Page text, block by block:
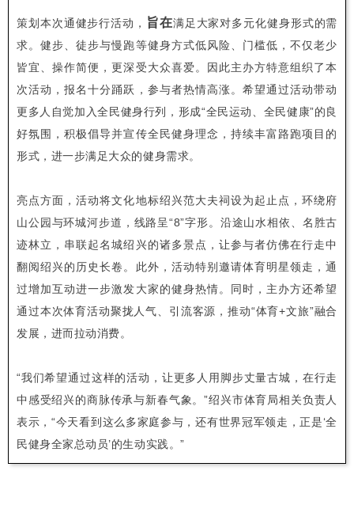
策划本次通健步行活动， 旨在满足大家对多元化健身形式的需
求。健步、徒步与慢跑等健身方式低风险、门槛低，不仅老少
皆宜、操作简便，更深受大众喜爱。因此主办方特意组织了本
次活动，报名十分踊跃，参与者热情高涨。希望通过活动带动
更多人自觉加入全民健身行列，形成“全民运动、全民健康”的良
好氛围，积极倡导并宣传全民健身理念，持续丰富路跑项目的
形式，进一步满足大众的健身需求。
亮点方面，活动将文化地标绍兴范大夫祠设为起止点，环绕府
山公园与环城河步道，线路呈“8”字形。沿途山水相依、名胜古
迹林立，串联起名城绍兴的诸多景点，让参与者仿佛在行走中
翻阅绍兴的历史长卷。此外，活动特别邀请体育明星领走，通
过增加互动进一步激发大家的健身热情。同时，主办方还希望
通过本次体育活动聚拢人气、引流客源，推动“体育+文旅”融合
发展，进而拉动消费。
“我们希望通过这样的活动，让更多人用脚步丈量古城，在行走
中感受绍兴的商脉传承与新春气象。”绍兴市体育局相关负责人
表示，“今天看到这么多家庭参与，还有世界冠军领走，正是‘全
民健身全家总动员’的生动实践。”